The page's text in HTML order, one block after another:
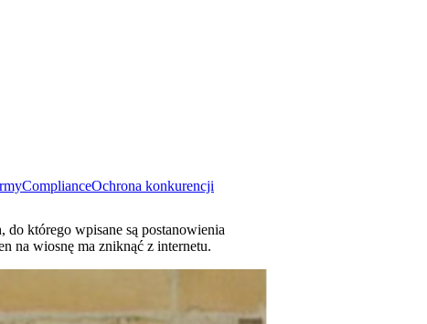
ComplianceOchrona konkurencji
którego wpisane są postanowienia
na wiosnę ma zniknąć z internetu.